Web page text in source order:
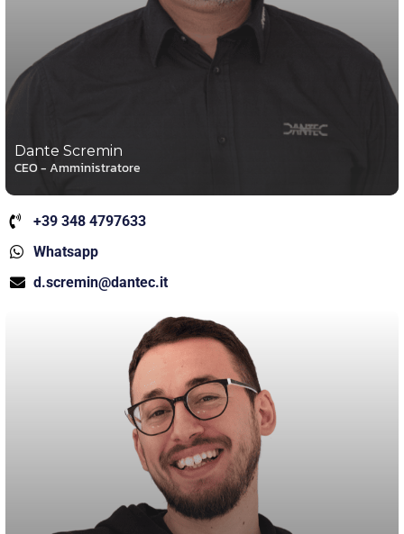
Dante Scremin
CEO - Amministratore
+39 348 4797633
Whatsapp
d.scremin@dantec.it